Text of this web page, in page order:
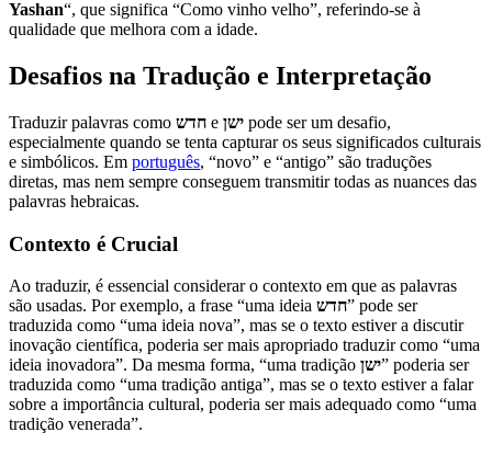
Yashan“, que significa “Como vinho velho”, referindo-se à
qualidade que melhora com a idade.
Desafios na Tradução e Interpretação
Traduzir palavras como חדש e ישן pode ser um desafio,
especialmente quando se tenta capturar os seus significados culturais
e simbólicos. Em português, “novo” e “antigo” são traduções
diretas, mas nem sempre conseguem transmitir todas as nuances das
palavras hebraicas.
Contexto é Crucial
Ao traduzir, é essencial considerar o contexto em que as palavras
são usadas. Por exemplo, a frase “uma ideia חדש” pode ser
traduzida como “uma ideia nova”, mas se o texto estiver a discutir
inovação científica, poderia ser mais apropriado traduzir como “uma
ideia inovadora”. Da mesma forma, “uma tradição ישן” poderia ser
traduzida como “uma tradição antiga”, mas se o texto estiver a falar
sobre a importância cultural, poderia ser mais adequado como “uma
tradição venerada”.